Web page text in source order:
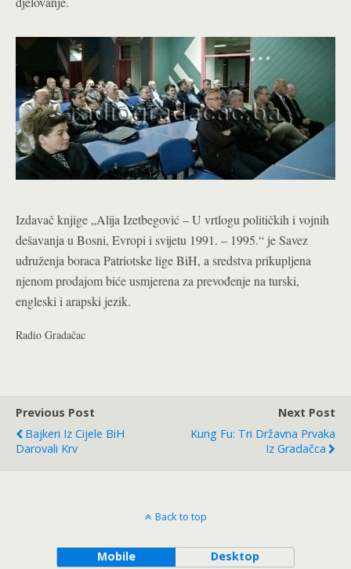
Izdavač knjige „Alija Izetbegović – U vrtlogu političkih i vojnih
dešavanja u Bosni, Evropi i svijetu 1991. – 1995.“ je Savez
udruženja boraca Patriotske lige BiH, a sredstva prikupljena
njenom prodajom biće usmjerena za prevođenje na turski,
engleski i arapski jezik.
Radio Gradačac
Previous Post
Bajkeri Iz Cijele BiH
Darovali Krv
Next Post
Kung Fu: Tri Državna Prvaka
Iz Gradačca
Back to top
Mobile Desktop